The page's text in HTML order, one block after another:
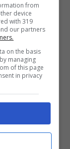
a 2000€
in Bonus
from
device
with 319
our partners
on the basis
managing
of this page
in privacy